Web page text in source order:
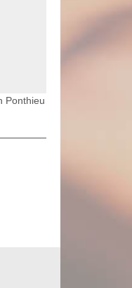
Ponthieu